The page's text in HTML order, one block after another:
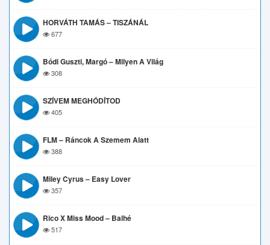
HORVÁTH TAMÁS – TISZÁNÁL
677
Bódi Guszti, Margó – Milyen A Világ
308
SZÍVEM MEGHÓDÍTOD
405
FLM – Ráncok A Szemem Alatt
388
Miley Cyrus – Easy Lover
357
Rico X Miss Mood – Balhé
517